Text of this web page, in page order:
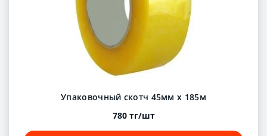
Упаковочный скотч 45мм х 185м
780 тг/шт